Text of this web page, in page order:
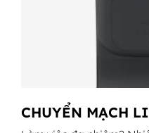
CHUYỂN MẠCH